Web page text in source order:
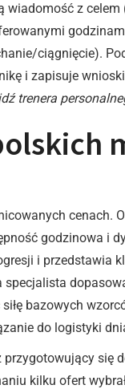
z
ciągnięcie).
i zapisuje
trenera
godzinowa i
i przedstawia
specjalista
bazowych
do logistyki
się
kilku ofert